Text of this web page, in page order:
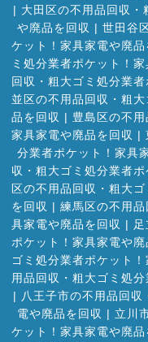
| 大田区の不用品回収
や廃品を回収 | 世田谷
ケット！家具家電や廃品
ミ処分業者ポケット！
回収・粗大ゴミ処分業
並区の不用品回収・粗
品を回収 | 豊島区の不
家具家電や廃品を回収 |
分業者ポケット！家具
収・粗大ゴミ処分業者
区の不用品回収・粗大
を回収 | 練馬区の不用
具家電や廃品を回収 |
ポケット！家具家電や廃
ゴミ処分業者ポケット
用品回収・粗大ゴミ処
| 八王子市の不用品回
電や廃品を回収 | 立川
ケット！家具家電や廃品